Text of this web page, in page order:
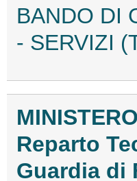
BANDO DI
- SERVIZI
Reparto
Guardia di